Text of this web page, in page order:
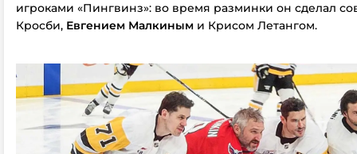
игроками «Пингвинз»: во время разминки он сделал
Кросби, Евгением Малкиным и Крисом Летангом.